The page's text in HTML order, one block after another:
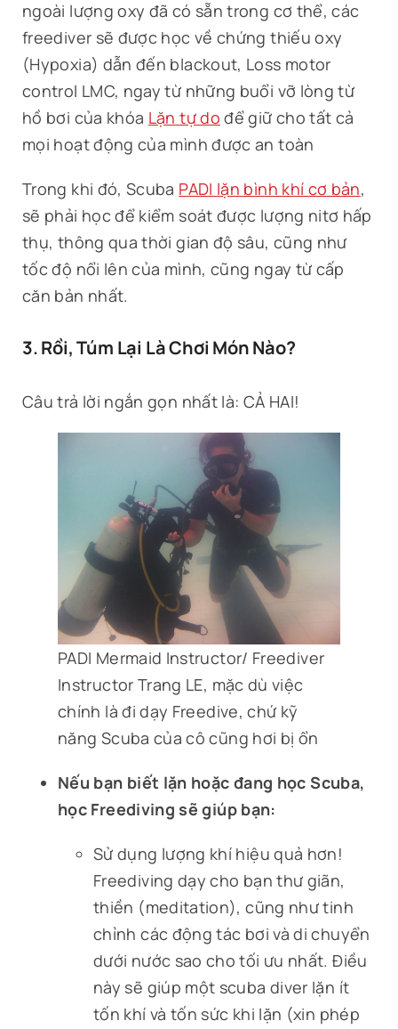
ngoài lượng oxy đã có sẵn trong cơ thể, các
freediver sẽ được học về chứng thiếu oxy
(Hypoxia) dẫn đến blackout, Loss motor
control LMC, ngay từ những buổi vỡ lòng từ
hồ bơi của khóa Lặn tự do để giữ cho tất cả
mọi hoạt động của mình được an toàn
Trong khi đó, Scuba PADI lặn bình khí cơ bản,
sẽ phải học để kiểm soát được lượng nitơ hấp
thụ, thông qua thời gian độ sâu, cũng như
tốc độ nổi lên của mình, cũng ngay từ cấp
căn bản nhất.
3. Rồi, Túm Lại Là Chơi Món Nào?
Câu trả lời ngắn gọn nhất là: CẢ HAI!
PADI Mermaid Instructor/ Freediver
Instructor Trang LE, mặc dù việc
chính là đi dạy Freedive, chứ kỹ
năng Scuba của cô cũng hơi bị ổn
Nếu bạn biết lặn hoặc đang học Scuba,
học Freediving sẽ giúp bạn:
Sử dụng lượng khí hiệu quả hơn!
Freediving dạy cho bạn thư giãn,
thiền (meditation), cũng như tinh
chỉnh các động tác bơi và di chuyển
dưới nước sao cho tối ưu nhất. Điều
này sẽ giúp một scuba diver lặn ít
tốn khí và tốn sức khi lặn (xin phép